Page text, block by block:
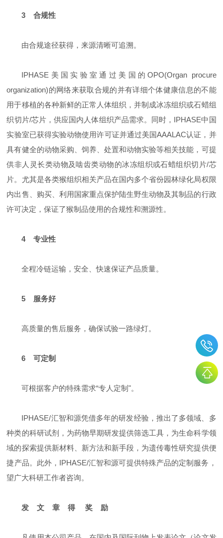
3 合规性
由合规途径获得，来源清晰可追溯。
IPHASE美国实验室通过美国的OPO(Organ procure
organization)的网络来获取合规的并有详细个体健康信息的不能
用于移植的各种新鲜的正常人体组织，并制成冰冻组织或石蜡组
织切片/芯片，供应国内人体组织产品需求。同时，IPHASE中国
实验室已获得实验动物使用许可证并通过美国AAALAC认证，并
具有健全的动物采购、饲养、处置和动物实验等相关技能，可提
供非人灵长类动物及啮齿类动物的冰冻组织或石蜡组织切片/芯
片。尤其是各类猴组织相关产品在国内多个省份园林绿化局权限
内出售、购买、利用国家重点保护陆生野生动物及其制品的行政
许可决定，保证了猴制品使用的合规性和溯源性。
4 专业性
全程冷链运输，安全、快速保证产品质量。
5 服务好
高质量的售后服务，确保试验一路绿灯。
6 可定制
可根据客户的特殊需求“专人定制"。
IPHASE/汇智和源凭借多年的研发经验，推出了多领域、多
种类的科研试剂，为药物早期研发提供筛选工具，为生命科学领
域的探索提供新材料、新方法和新手段，为遗传毒性研究提供便
捷产品。此外，IPHASE/汇智和源可提供特殊产品的定制服务，
望广大科研工作者咨询。
发 文 章 得 奖 励